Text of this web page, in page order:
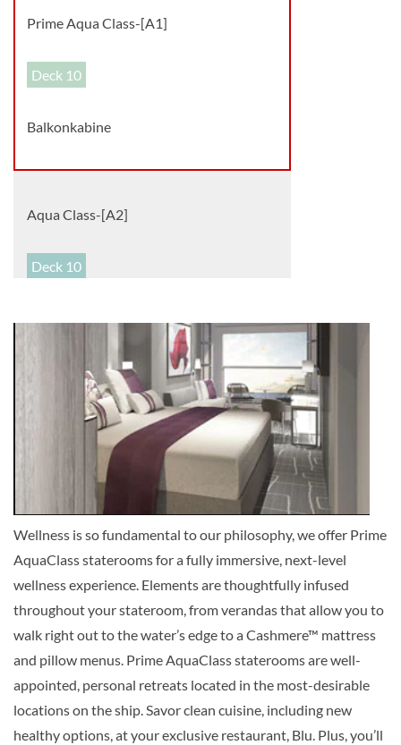
Prime Aqua Class-[A1]
Deck 10
Balkonkabine
Aqua Class-[A2]
Deck 10
Aqua Sky Suite-[AS]
Prime Concierge Class-[C1]
Deck 11
Wellness is so fundamental to our philosophy, we offer Prime
AquaClass staterooms for a fully immersive, next-level
wellness experience. Elements are thoughtfully infused
throughout your stateroom, from verandas that allow you to
walk right out to the water’s edge to a Cashmere™ mattress
and pillow menus. Prime AquaClass staterooms are well-
appointed, personal retreats located in the most-desirable
locations on the ship. Savor clean cuisine, including new
healthy options, at your exclusive restaurant, Blu. Plus, you’ll